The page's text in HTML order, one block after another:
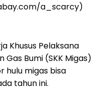
a_scarcy)
Khusus Pelaksana
Gas Bumi (SKK Migas)
hulu migas bisa
tahun ini.